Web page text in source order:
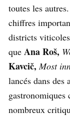
toutes les
chiffres
districts
que Ana Roš,
Kavcič, Most
lancés dans des
gastronomiques
nombreux